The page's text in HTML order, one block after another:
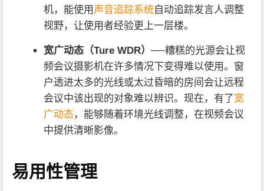
机，能使用 声音追踪系统自动追踪发言人调整
视野，让使用者经验更上一层楼。
宽广动态（Ture WDR） ──糟糕的光源会让视
频会议摄影机在许多情况下变得难以使用。窗
户透进太多的光线或太过昏暗的房间会让远程
会议中该出现的对象难以辨识。现在，有了宽
广动态，能够随着环境光线调整，在视频会议
中提供清晰影像。
易用性管理